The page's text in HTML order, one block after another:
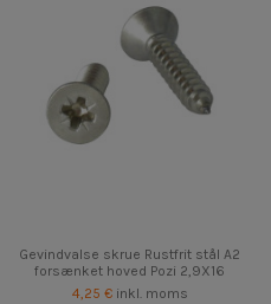
Gevindvalse skrue Rustfrit stål A2
forsænket hoved Pozi 2,9X16
4,25 € inkl. moms